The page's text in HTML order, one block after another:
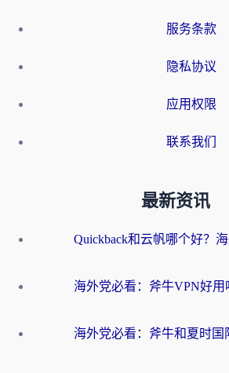
服务条款
隐私协议
应用权限
联系我们
最新资讯